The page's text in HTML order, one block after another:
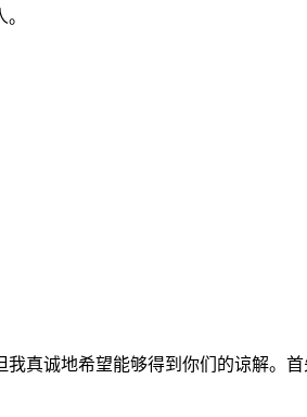
真诚地希望能够得到你们的谅解。